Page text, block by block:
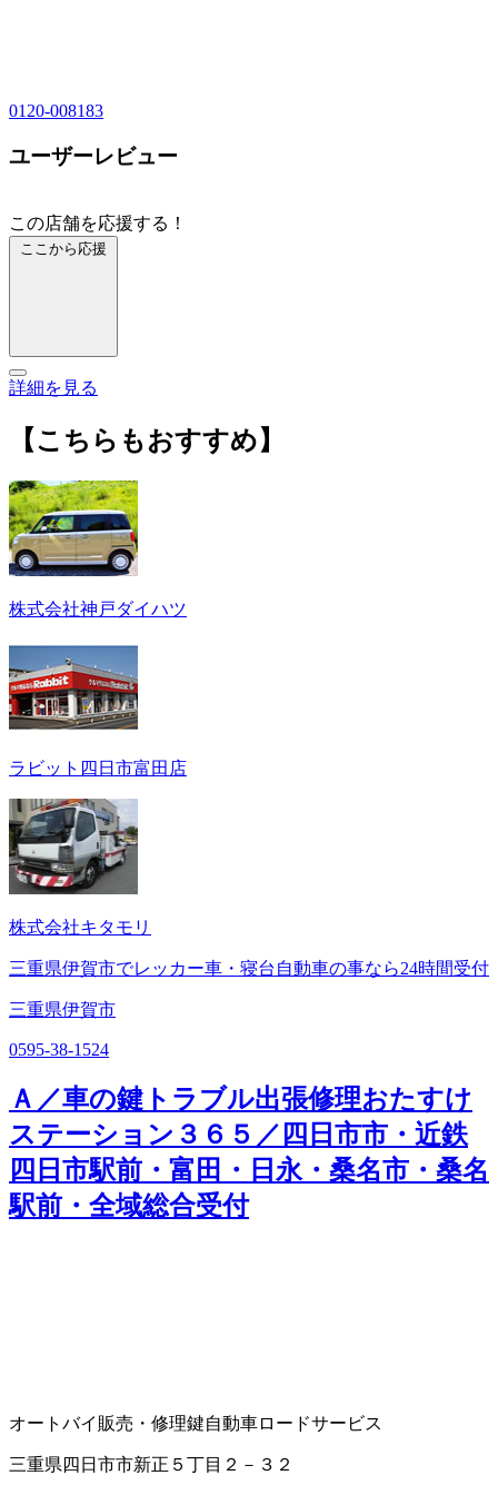
0120-008183
ユーザーレビュー
この店舗を応援する！
ここから応援
詳細を見る
【こちらもおすすめ】
株式会社神戸ダイハツ
ラビット四日市富田店
株式会社キタモリ
三重県伊賀市でレッカー車・寝台自動車の事なら24時間受付
三重県伊賀市
0595-38-1524
Ａ／車の鍵トラブル出張修理おたすけ
ステーション３６５／四日市市・近鉄
四日市駅前・富田・日永・桑名市・桑名
駅前・全域総合受付
オートバイ販売・修理鍵自動車ロードサービス
三重県四日市市新正５丁目２－３２